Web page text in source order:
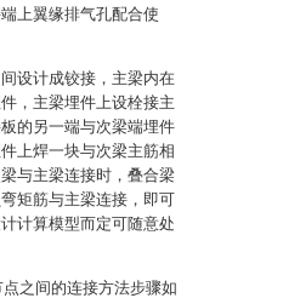
上翼缘排气孔配合使
设计成铰接，主梁内在
，主梁埋件上设栓接主
的另一端与次梁端埋件
上焊一块与次梁主筋相
与主梁连接时，叠合梁
矩筋与主梁连接，即可
计算模型而定可随意处
之间的连接方法步骤如